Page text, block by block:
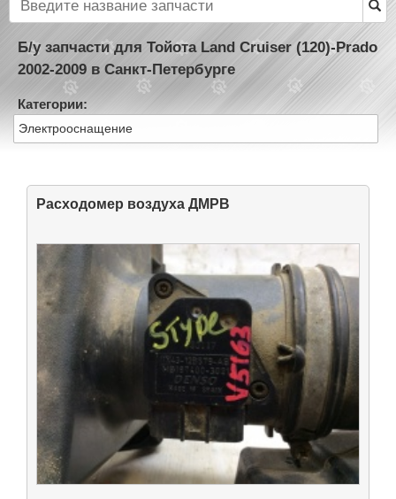
Б/у запчасти для Тойота Land Cruiser (120)-Prado
2002-2009 в Санкт-Петербурге
Категории:
Электрооснащение
Расходомер воздуха ДМРВ